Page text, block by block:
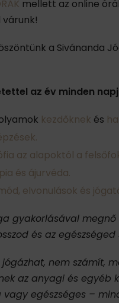
mellett az online
a Sivánanda
az év minden
kezdőknek és
az alapoktól a
és ájurvéda.
elvonulások és
gyakorlásával
és az egészséged
jógázhat, nem számít,
az anyagi és egyéb
egészséges –